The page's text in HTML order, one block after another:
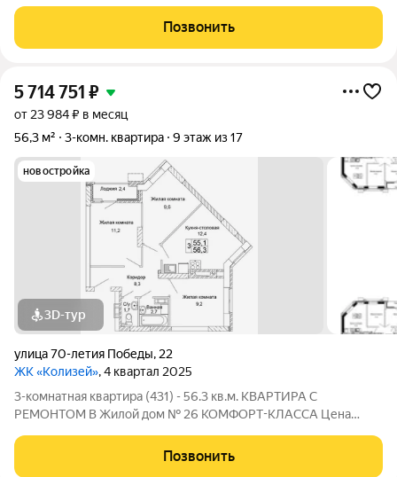
эту квартиру с черновой отделкой. Прямая продажа от
Застройщика! ЖК «Колизей» - это
Позвонить
5 714 751 ₽
от 23 984 ₽ в месяц
56,3 м²
3-комн. квартира 9 этаж из 17
новостройка
3D-тур
улица 70-летия Победы, 22
ЖК «Колизей», 4 квартал 2025
3-комнатная квартира (431) - 56.3 кв.м. КВАРТИРА С
РЕМОНТОМ В Жилой дом № 26 КОМФОРТ-КЛАССА Цена
эту квартиру с черновой отделкой. Прямая продажа от
Застройщика! ЖК «Колизей» - это
Позвонить